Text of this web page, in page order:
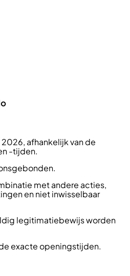
afhankelijk van de
-tijden.
met andere acties,
en niet inwisselbaar
legitimatiebewijs worden
exacte openingstijden.